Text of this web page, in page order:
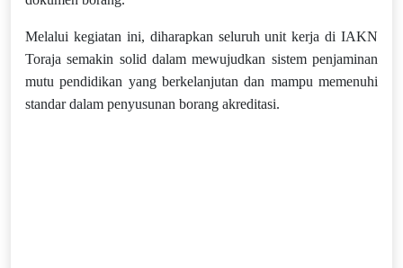
Melalui kegiatan ini, diharapkan seluruh unit kerja di IAKN
Toraja semakin solid dalam mewujudkan sistem penjaminan
mutu pendidikan yang berkelanjutan dan mampu memenuhi
standar dalam penyusunan borang akreditasi.